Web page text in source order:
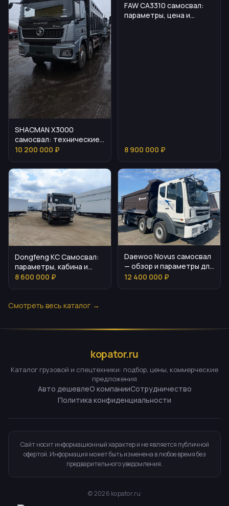
SHACMAN X3000
самосвал: технические
параметры и
10 200 000 ₽
FAW CA3310 самосвал:
параметры, цена и
8 900 000 ₽
Dongfeng KC Самосвал:
параметры, кабина и
цена
8 600 000 ₽
Daewoo Novus самосвал
— обзор и параметры для
покупателя
12 400 000 ₽
Смотреть весь каталог →
kopator.ru
Каталог грузовой и спецтехники: подбор, цены, коммерческие
предложения
Авто дешевлеО компанииСотрудничество
Политика конфиденциальности
Сайт носит информационный характер и не является публичной
офертой. Информация может быть изменена в любое время без
предварительного уведомления.
©2026 kopator.ru